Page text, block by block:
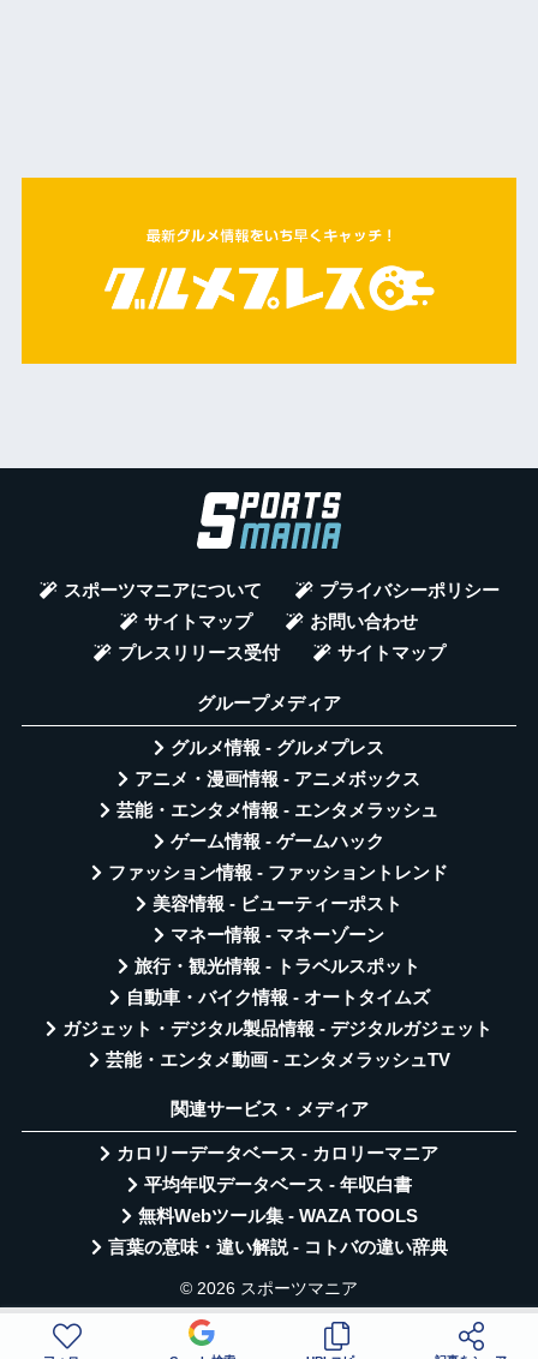
スポーツマニアについて
プライバシーポリシー
サイトマップ
お問い合わせ
プレスリリース受付
サイトマップ
グループメディア
グルメ情報 - グルメプレス
アニメ・漫画情報 - アニメボックス
芸能・エンタメ情報 - エンタメラッシュ
ゲーム情報 - ゲームハック
ファッション情報 - ファッショントレンド
美容情報 - ビューティーポスト
マネー情報 - マネーゾーン
旅行・観光情報 - トラベルスポット
自動車・バイク情報 - オートタイムズ
ガジェット・デジタル製品情報 - デジタルガジェット
芸能・エンタメ動画 - エンタメラッシュTV
関連サービス・メディア
カロリーデータベース - カロリーマニア
平均年収データベース - 年収白書
無料Webツール集 - WAZA TOOLS
言葉の意味・違い解説 - コトバの違い辞典
© 2026 スポーツマニア